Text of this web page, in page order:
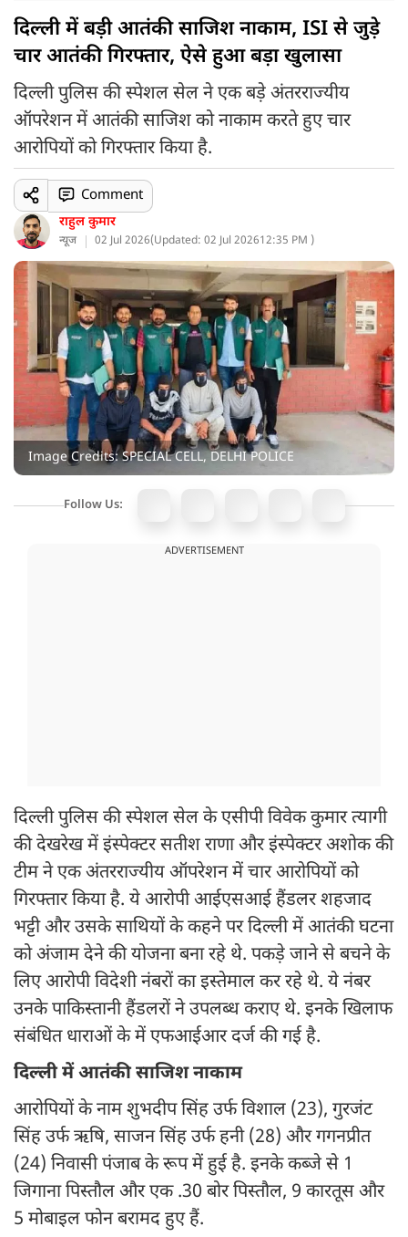
दिल्ली में बड़ी आतंकी साजिश नाकाम, ISI से जुड़े
चार आतंकी गिरफ्तार, ऐसे हुआ बड़ा खुलासा
दिल्ली पुलिस की स्पेशल सेल ने एक बड़े अंतरराज्यीय
ऑपरेशन में आतंकी साजिश को नाकाम करते हुए चार
आरोपियों को गिरफ्तार किया है.
राहुल कुमार
न्यूज 02 Jul 2026(Updated: 02 Jul 202612:35 PM )
Comment
Image Credits: SPECIAL CELL, DELHI POLICE
Follow Us:
ADVERTISEMENT
दिल्ली पुलिस की स्पेशल सेल के एसीपी विवेक कुमार त्यागी
की देखरेख में इंस्पेक्टर सतीश राणा और इंस्पेक्टर अशोक की
टीम ने एक अंतरराज्यीय ऑपरेशन में चार आरोपियों को
गिरफ्तार किया है. ये आरोपी आईएसआई हैंडलर शहजाद
भट्टी और उसके साथियों के कहने पर दिल्ली में आतंकी घटना
को अंजाम देने की योजना बना रहे थे. पकड़े जाने से बचने के
लिए आरोपी विदेशी नंबरों का इस्तेमाल कर रहे थे. ये नंबर
उनके पाकिस्तानी हैंडलरों ने उपलब्ध कराए थे. इनके खिलाफ
संबंधित धाराओं के में एफआईआर दर्ज की गई है.
दिल्ली में आतंकी साजिश नाकाम
आरोपियों के नाम शुभदीप सिंह उर्फ ​​विशाल (23), गुरजंट
सिंह उर्फ ​​ऋषि, साजन सिंह उर्फ ​​हनी (28) और गगनप्रीत
(24) निवासी पंजाब के रूप में हुई है. इनके कब्जे से 1
जिगाना पिस्तौल और एक .30 बोर पिस्तौल, 9 कारतूस और
5 मोबाइल फोन बरामद हुए हैं.